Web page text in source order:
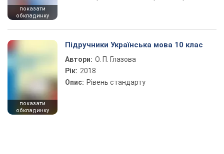
показати
обкладинку
показати
обкладинку
Підручники Українська мова 10 клас
Автори: О. П. Глазова
Рік: 2018
Опис: Рівень стандарту